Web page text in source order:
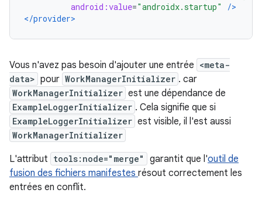
android:value="androidx.startup"
/>
</provider>
Vous n'avez pas besoin d'ajouter une entrée <meta-
data> pour WorkManagerInitializer . car
WorkManagerInitializer est une dépendance de
ExampleLoggerInitializer . Cela signifie que si
ExampleLoggerInitializer est visible, il l'est aussi
WorkManagerInitializer
L'attribut tools:node="merge" garantit que l'outil de
fusion des fichiers manifestes résout correctement les
entrées en conflit.